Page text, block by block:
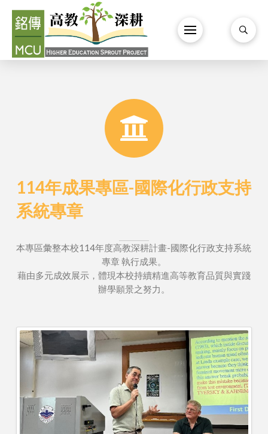
114年成果專區-國際化行政支持
系統專章
本專區彙整本校114年度高教深耕計畫-國際化行政支持系統
專章 執行成果。
藉由多元成效展示，體現本校持續精進高等教育品質與實踐
辦學願景之努力。